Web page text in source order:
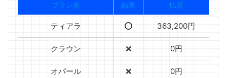
プラン名 結果 払戻
ティアラ ⭕️ 363,200円
クラウン ❌ 0円
オパール ❌ 0円